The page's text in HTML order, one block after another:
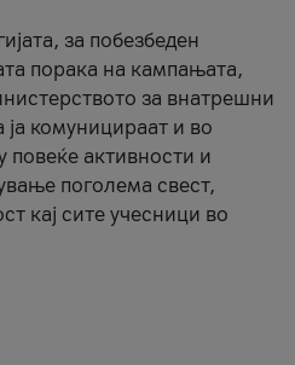
за побезбеден
порака на кампањата,
за внатрешни
комуницираат и во
повеќе активности и
поголема свест,
кај сите учесници во